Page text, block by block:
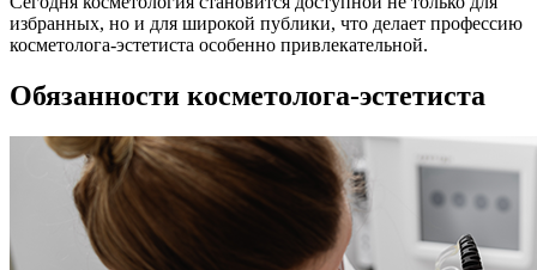
избранных, но и для широкой публики, что делает профессию
косметолога-эстетиста особенно привлекательной.
Обязанности косметолога-эстетиста